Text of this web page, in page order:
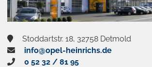
Stoddartstr. 18, 32758 Detmold
info@opel-heinrichs.de
0 52 32 / 81 95